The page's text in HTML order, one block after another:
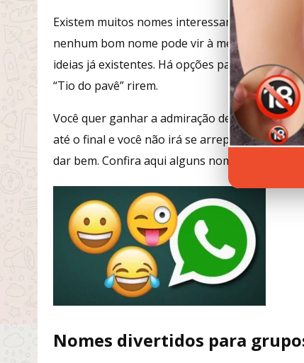
Existem muitos nomes interessantes e
nenhum bom nome pode vir à mente. Então,
ideias já existentes. Há opções para vários
“Tio do pavê” rirem.
Você quer ganhar a admiração de seus
até o final e você não irá se arrepender!
dar bem. Confira aqui alguns nomes para
Nomes divertidos para